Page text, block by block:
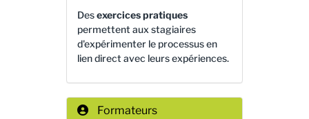
Desexercices pratiques
permettent aux stagiaires
d'expérimenter le processus en
lien direct avec leurs expériences.
Formateurs